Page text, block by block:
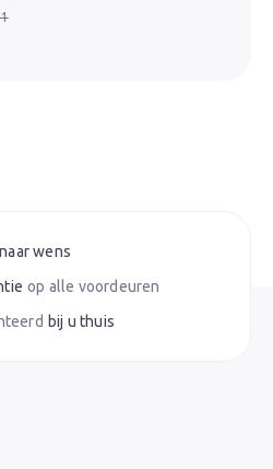
prijs was: € 5.771.
5.227.
wens
bij u thuis